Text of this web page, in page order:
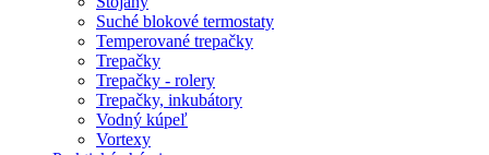
Suché blokové termostaty
Temperované trepačky
Trepačky
Trepačky - rolery
Trepačky, inkubátory
Vodný kúpeľ
Vortexy